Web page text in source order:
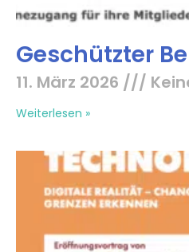
Geschützter
11. März 2026
Weiterlesen »